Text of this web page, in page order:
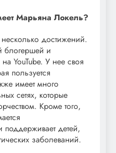
Марьяна Локель?
достижений.
блогершей и
YouTube. У нее своя
пользуется
имеет много
сетях, которые
Кроме того,
поддерживает детей,
заболеваний.